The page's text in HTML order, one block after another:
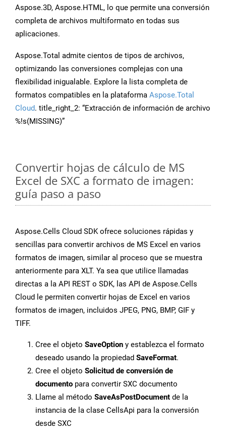
Aspose.3D, Aspose.HTML, lo que permite una conversión
completa de archivos multiformato en todas sus
aplicaciones.
Aspose.Total admite cientos de tipos de archivos,
optimizando las conversiones complejas con una
flexibilidad inigualable. Explore la lista completa de
formatos compatibles en la plataforma Aspose.Total
Cloud. title_right_2: “Extracción de información de archivo
%!s(MISSING)”
Convertir hojas de cálculo de MS
Excel de SXC a formato de imagen:
guía paso a paso
Aspose.Cells Cloud SDK ofrece soluciones rápidas y
sencillas para convertir archivos de MS Excel en varios
formatos de imagen, similar al proceso que se muestra
anteriormente para XLT. Ya sea que utilice llamadas
directas a la API REST o SDK, las API de Aspose.Cells
Cloud le permiten convertir hojas de Excel en varios
formatos de imagen, incluidos JPEG, PNG, BMP, GIF y
TIFF.
Cree el objeto SaveOption y establezca el formato
deseado usando la propiedad SaveFormat.
Cree el objeto Solicitud de conversión de
documento para convertir SXC documento
Llame al método SaveAsPostDocument de la
instancia de la clase CellsApi para la conversión
desde SXC